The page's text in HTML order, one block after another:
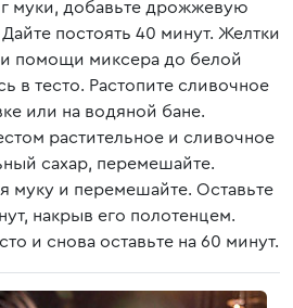
муки, добавьте дрожжевую
постоять 40 минут. Желтки
помощи миксера до белой
в тесто. Растопите сливочное
или на водяной бане.
растительное и сливочное
сахар, перемешайте.
муку и перемешайте. Оставьте
накрыв его полотенцем.
и снова оставьте на 60 минут.